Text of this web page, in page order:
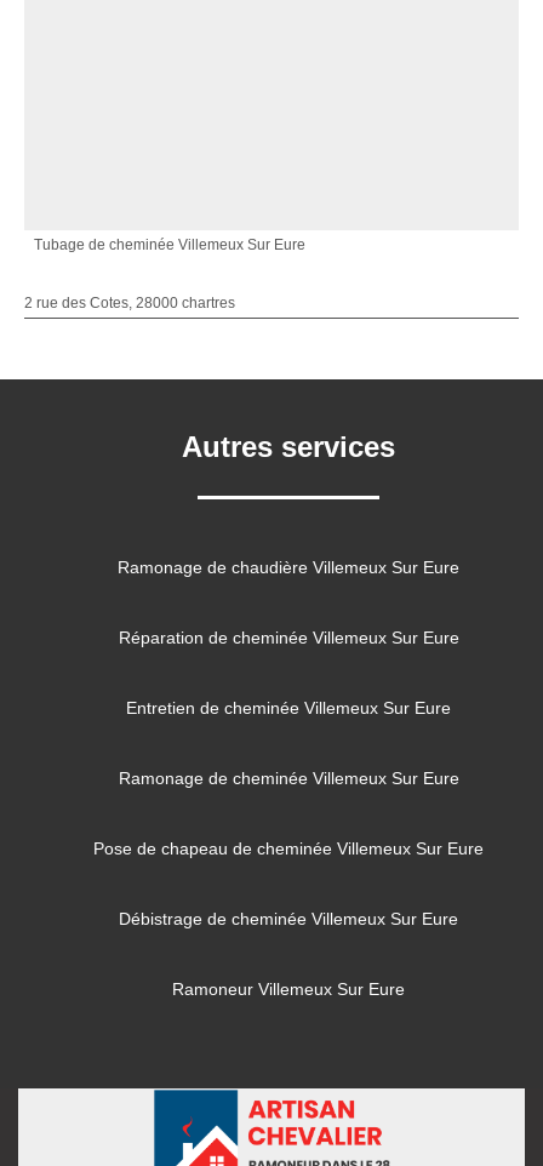
Tubage de cheminée Villemeux Sur Eure
2 rue des Cotes, 28000 chartres
Autres services
Ramonage de chaudière Villemeux Sur Eure
Réparation de cheminée Villemeux Sur Eure
Entretien de cheminée Villemeux Sur Eure
Ramonage de cheminée Villemeux Sur Eure
Pose de chapeau de cheminée Villemeux Sur Eure
Débistrage de cheminée Villemeux Sur Eure
Ramoneur Villemeux Sur Eure